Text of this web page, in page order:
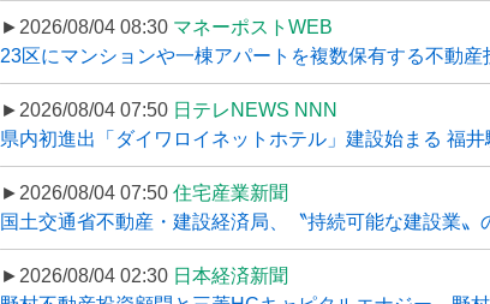
►2026/08/04 08:30 マネーポストWEB
23区にマンションや一棟アパートを複数保有する不動産
►2026/08/04 07:50 日テレNEWS NNN
県内初進出「ダイワロイネットホテル」建設始まる 福井
►2026/08/04 07:50 住宅産業新聞
国土交通省不動産・建設経済局、〝持続可能な建設業〟
►2026/08/04 02:30 日本経済新聞